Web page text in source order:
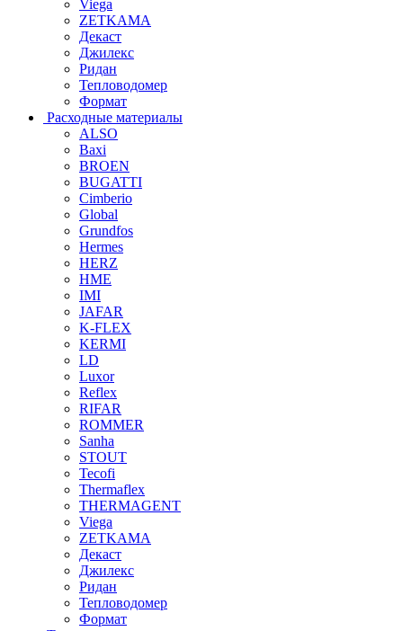
Viega
ZETKAMA
Декаст
Джилекс
Ридан
Тепловодомер
Формат
Расходные материалы
ALSO
Baxi
BROEN
BUGATTI
Cimberio
Global
Grundfos
Hermes
HERZ
HME
IMI
JAFAR
K-FLEX
KERMI
LD
Luxor
Reflex
RIFAR
ROMMER
Sanha
STOUT
Tecofi
Thermaflex
THERMAGENT
Viega
ZETKAMA
Декаст
Джилекс
Ридан
Тепловодомер
Формат